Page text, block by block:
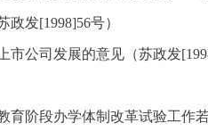
发[1998]56号）
市公司发展的意见（苏政发
育阶段办学体制改革试验工作